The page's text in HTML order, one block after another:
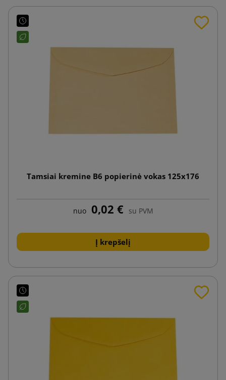
Tamsiai kremine B6 popierinė vokas 125x176
nuo 0,02 € su PVM
Į krepšelį